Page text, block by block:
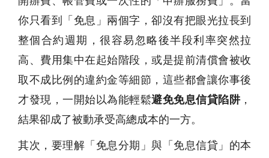
你只看到「免息」兩個字，卻沒有把眼光拉長到
整個合約週期，很容易忽略後半段利率突然拉
高、費用集中在起始階段，或是提前清償會被收
取不成比例的違約金等細節，這些都會讓你事後
才發現，一開始以為能輕鬆避免免息信貸陷阱，
結果卻成了被動承受高總成本的一方。
其次，要理解「免息分期」與「免息信貸」的本